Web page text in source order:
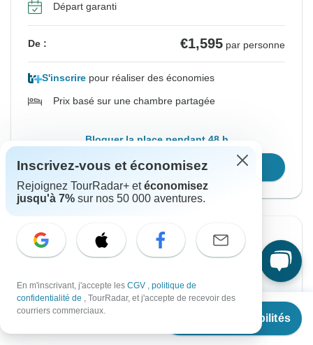
À partir de
Voir les disponibilités
Départ garanti
De : €1,595 par personne
S'inscrire pour réaliser des économies
Prix basé sur une chambre partagée
Bloquer la place pendant 48 h
Confirmer les dates
Confirmation instantanée
18 nov., 2026 2 déc., 2026
Départ garanti
Inscrivez-vous et économisez
Rejoignez TourRadar+ etéconomisez
jusqu'à 7% sur nos 50 000 aventures.
En m'inscrivant, j'accepte les CGV , politique de
confidentialité de , TourRadar, et j'accepte de recevoir des
courriers commerciaux.